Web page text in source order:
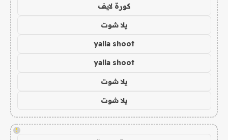
كورة لايف
يلا شوت
yalla shoot
yalla shoot
يلا شوت
يلا شوت
!